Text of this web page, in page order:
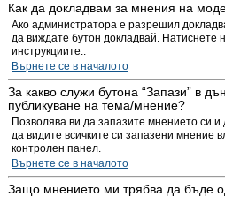
Как да докладвам за мнения на
Ако администратора е разрешил
да виждате бутон докладвай. Натиснете
инструкциите..
Върнете се в началото
За какво служи бутона “Запази” в
публикуване на тема/мнение?
Позволява ви да запазите мнението си и
да видите всичките си запазени мнение
контролен панел.
Върнете се в началото
Защо мнението ми трябва да бъде